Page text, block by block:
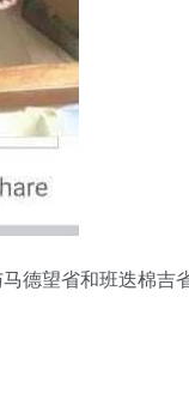
德望省和班迭棉吉